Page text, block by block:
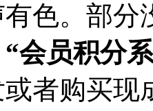
色。部
“会员积分
者购买现